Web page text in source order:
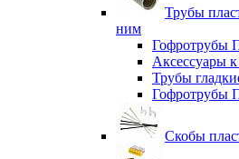
Трубы
ним
Гофротрубы
Аксессуары
Трубы
Гофротрубы
Скобы